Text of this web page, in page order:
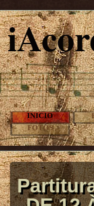
INICIO
FOTOS